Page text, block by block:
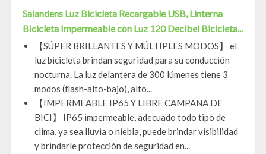
Salandens Luz Bicicleta Recargable USB, Linterna
Bicicleta Impermeable con Luz 120 Decibel Bicicleta...
【SÚPER BRILLANTES Y MÚLTIPLES MODOS】 el
luz bicicleta brindan seguridad para su conducción
nocturna. La luz delantera de 300 lúmenes tiene 3
modos (flash-alto-bajo), alto...
【IMPERMEABLE IP65 Y LIBRE CAMPANA DE
BICI】 IP65 impermeable, adecuado todo tipo de
clima, ya sea lluvia o niebla, puede brindar visibilidad
y brindarle protección de seguridad en...